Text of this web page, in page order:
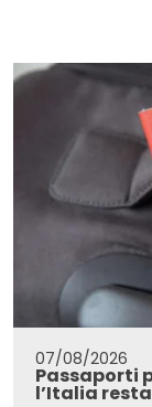
07/08/2026
Passaporti
l’Italia